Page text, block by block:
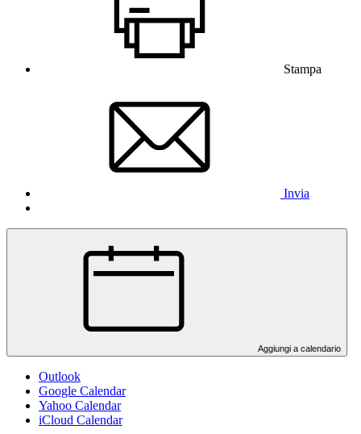
Stampa
Invia
Aggiungi a calendario
Outlook
Google Calendar
Yahoo Calendar
iCloud Calendar